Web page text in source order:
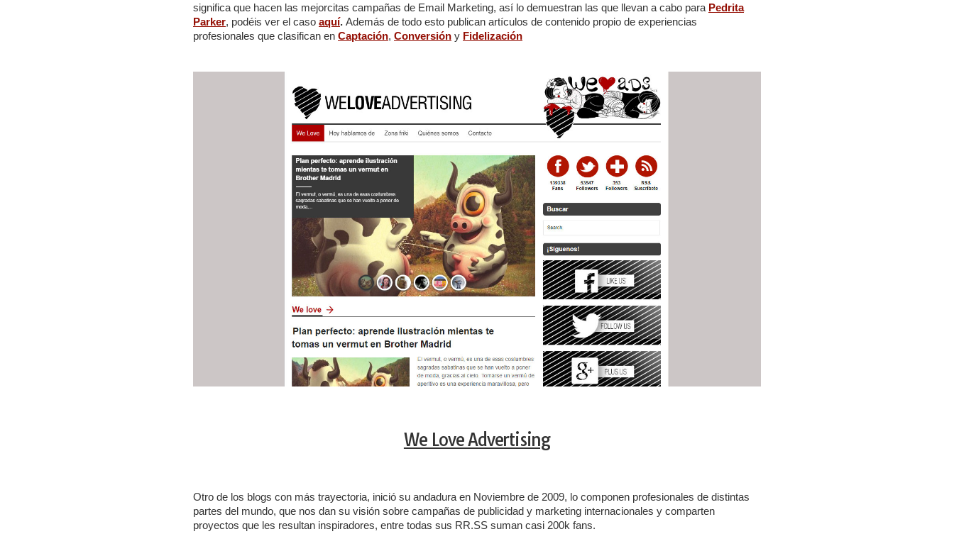
significa que hacen las mejorcitas campañas de Email Marketing, así lo demuestran las que llevan a cabo para Pedrita
Parker, podéis ver el caso aquí. Además de todo esto publican artículos de contenido propio de experiencias
profesionales que clasifican en Captación, Conversión y Fidelización
We Love Advertising
Otro de los blogs con más trayectoria, inició su andadura en Noviembre de 2009, lo componen profesionales de distintas
partes del mundo, que nos dan su visión sobre campañas de publicidad y marketing internacionales y comparten
proyectos que les resultan inspiradores, entre todas sus RR.SS suman casi 200k fans.